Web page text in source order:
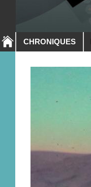
CHRONIQUES